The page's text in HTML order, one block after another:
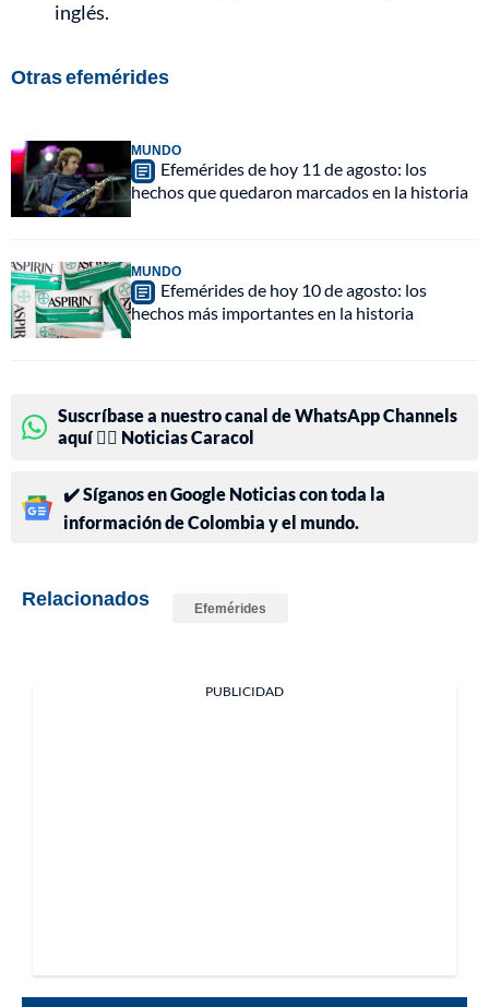
inglés.
Otras efemérides
MUNDO
Efemérides de hoy 11 de agosto: los
hechos que quedaron marcados en la historia
MUNDO
Efemérides de hoy 10 de agosto: los
hechos más importantes en la historia
Suscríbase a nuestro canal de WhatsApp Channels
aquí 👉🏻 Noticias Caracol
✔️ Síganos en Google Noticias con toda la
información de Colombia y el mundo.
Relacionados Efemérides
PUBLICIDAD